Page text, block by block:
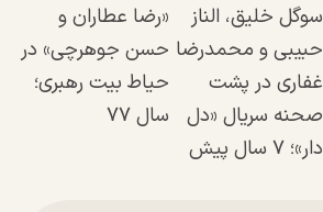
سوگل خلیق، الناز
حبیبی و محمدرضا
غفاری در پشت
صحنه سریال «دل
دار»؛ ۷ سال پیش
«رضا عطاران و
حسن جوهرچی» در
حیاط بیت رهبری؛
سال ۷۷